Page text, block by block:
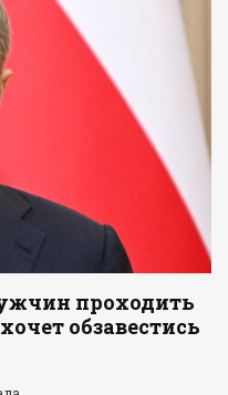
проходить
обзавестись